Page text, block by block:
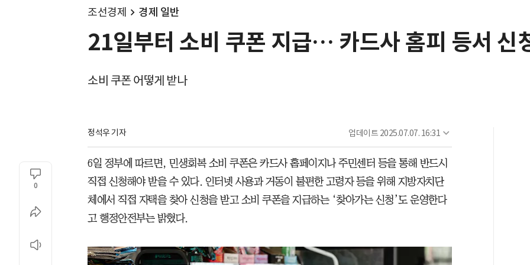
조선경제 경제 일반
21일부터 소비 쿠폰 지급… 카드사 홈피 등서 신
소비 쿠폰 어떻게 받나
정석우 기자 업데이트 2025.07.07. 16:31
0
6일 정부에 따르면, 민생회복 소비 쿠폰은 카드사 홈페이지나 주민센터 등을 통해 반드시
직접 신청해야 받을 수 있다. 인터넷 사용과 거동이 불편한 고령자 등을 위해 지방자치단
체에서 직접 자택을 찾아 신청을 받고 소비 쿠폰을 지급하는 ‘찾아가는 신청’도 운영한다
고 행정안전부는 밝혔다.